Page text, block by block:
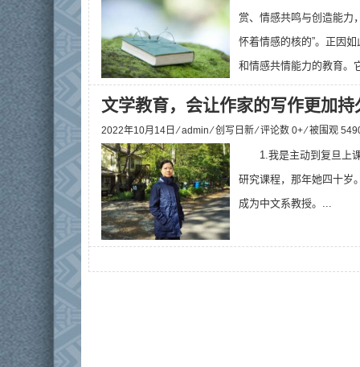
赏、情感共鸣与创造能力
怀着情感的核的”。正因
和情感共情能力的教育。
文学教育，会让作家的写作更加持
2022年10月14日 ⁄admin⁄创写日新⁄ 评论数 0+ ⁄ 被围观
1.我是主动到复旦上
研究课程，那年她四十岁
成为中文系教授。...